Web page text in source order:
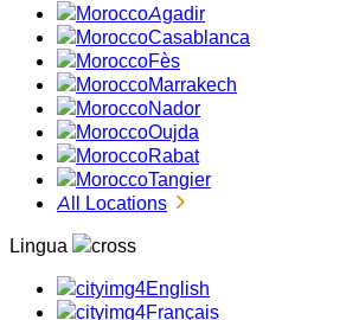
Agadir
Casablanca
Fès
Marrakech
Nador
Oujda
Rabat
Tangier
All Locations
Lingua
English
Français